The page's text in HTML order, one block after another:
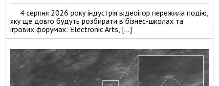
4 серпня 2026 року індустрія відеоігор пережила подію,
яку ще довго будуть розбирати в бізнес-школах та
ігрових форумах: Electronic Arts, […]